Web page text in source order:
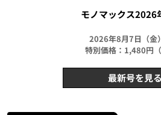
モノマックス2026
2026年8月7日（金
特別価格：1,480円（
最新号を見る